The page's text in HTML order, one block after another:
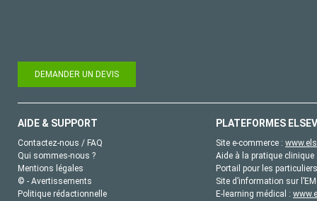
DEMANDER UN DEVIS
AIDE & SUPPORT
Contactez-nous / FAQ
Qui sommes-nous ?
Mentions légales
© - Avertissements
Politique rédactionnelle
PLATEFORMES
Site e-commerce :
Aide à la pratique
Portail pour les
Site d’information sur
E-learning médical :